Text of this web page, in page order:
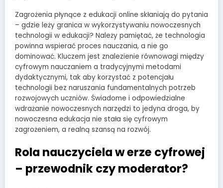
Zagrożenia płynące z edukacji online skłaniają do pytania
– gdzie leży granica w wykorzystywaniu nowoczesnych
technologii w edukacji? Należy pamiętać, że technologia
powinna wspierać proces nauczania, a nie go
dominować. Kluczem jest znalezienie równowagi między
cyfrowym nauczaniem a tradycyjnymi metodami
dydaktycznymi, tak aby korzystać z potencjału
technologii bez naruszania fundamentalnych potrzeb
rozwojowych uczniów. Świadome i odpowiedzialne
wdrażanie nowoczesnych narzędzi to jedyna droga, by
nowoczesna edukacja nie stała się cyfrowym
zagrożeniem, a realną szansą na rozwój.
Rola nauczyciela w erze cyfrowej
– przewodnik czy moderator?